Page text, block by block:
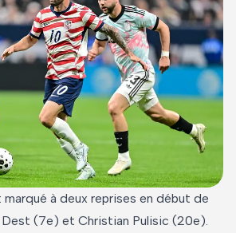
à deux reprises en début de
Dest (7e) et Christian Pulisic (20e).